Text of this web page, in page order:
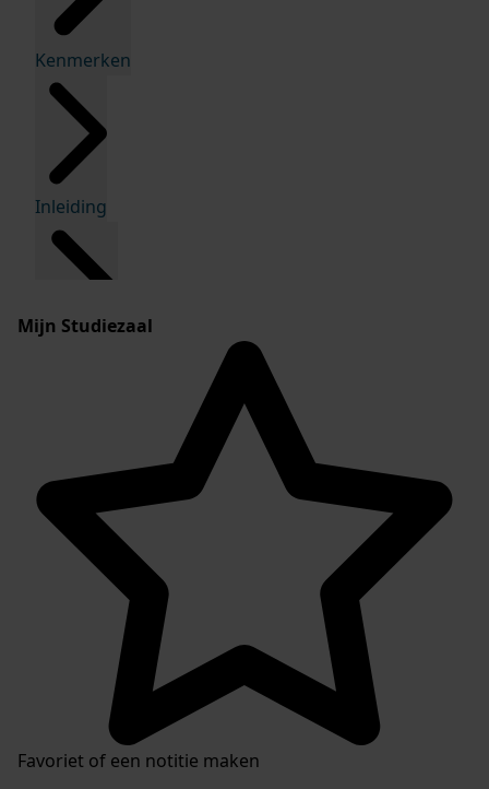
Kenmerken
Inleiding
Mijn Studiezaal
Favoriet of een notitie maken